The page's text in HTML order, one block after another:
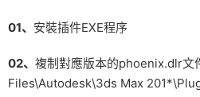
01、 安裝插件EXE程序
02、 複制對應版本的phoenix.dlr文
Files\Autodesk\3ds Max